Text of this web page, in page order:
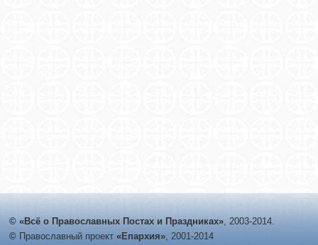
© «Всё о Православных Постах и Праздниках», 2003-2014.
© Православный проект «Епархия», 2001-2014